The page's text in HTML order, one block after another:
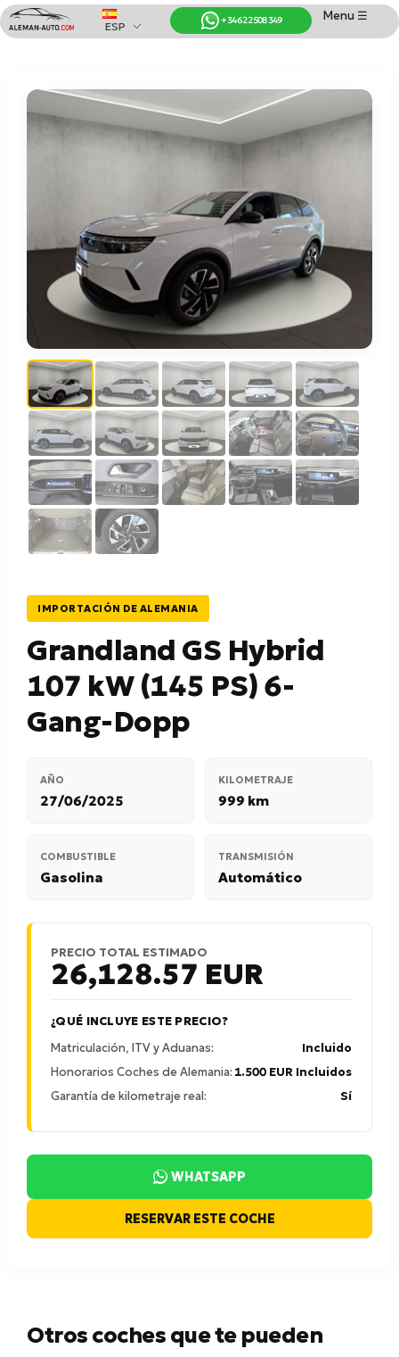
Coches de Alemania
Importación de Coches de Alemania
Menu ☰
+34 622 508 349
ESP
IMPORTACIÓN DE ALEMANIA
Grandland GS Hybrid
107 kW (145 PS) 6-
Gang-Dopp
AÑO
27/06/2025
KILOMETRAJE
999 km
COMBUSTIBLE
Gasolina
TRANSMISIÓN
Automático
PRECIO TOTAL ESTIMADO
26,128.57 EUR
¿QUÉ INCLUYE ESTE PRECIO?
Matriculación, ITV y Aduanas:
Incluido
Honorarios Coches de Alemania: 1.500 EUR Incluidos
Garantía de kilometraje real:
Sí
WHATSAPP
RESERVAR ESTE COCHE
Otros coches que te pueden